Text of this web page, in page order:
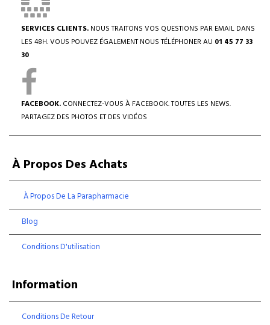
SERVICES CLIENTS. NOUS TRAITONS VOS QUESTIONS PAR EMAIL DANS
LES 48H. VOUS POUVEZ ÉGALEMENT NOUS TÉLÉPHONER AU 01 45 77 33
30
FACEBOOK. CONNECTEZ-VOUS À FACEBOOK. TOUTES LES NEWS.
PARTAGEZ DES PHOTOS ET DES VIDÉOS
À Propos Des Achats
À Propos De La Parapharmacie
Blog
Conditions D'utilisation
Information
Conditions De Retour